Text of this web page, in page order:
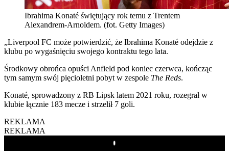
Ibrahima Konaté świętujący rok temu z Trentem
Alexandrem-Arnoldem. (fot. Getty Images)
„Liverpool FC może potwierdzić, że Ibrahima Konaté odejdzie z
klubu po wygaśnięciu swojego kontraktu tego lata.
Środkowy obrońca opuści Anfield pod koniec czerwca, kończąc
tym samym swój pięcioletni pobyt w zespole The Reds.
Konaté, sprowadzony z RB Lipsk latem 2021 roku, rozegrał w
klubie łącznie 183 mecze i strzelił 7 goli.
REKLAMA
REKLAMA
Play